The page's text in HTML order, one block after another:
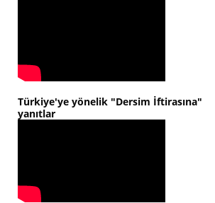
Türkiye'ye yönelik "Dersim İftirasına"
yanıtlar